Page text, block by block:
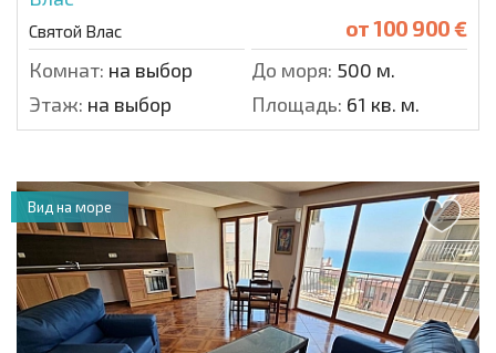
Святой Влас от100 900 €
Комнат: на выбор До моря: 500 м.
Этаж: на выбор Площадь: 61 кв. м.
Вид на море